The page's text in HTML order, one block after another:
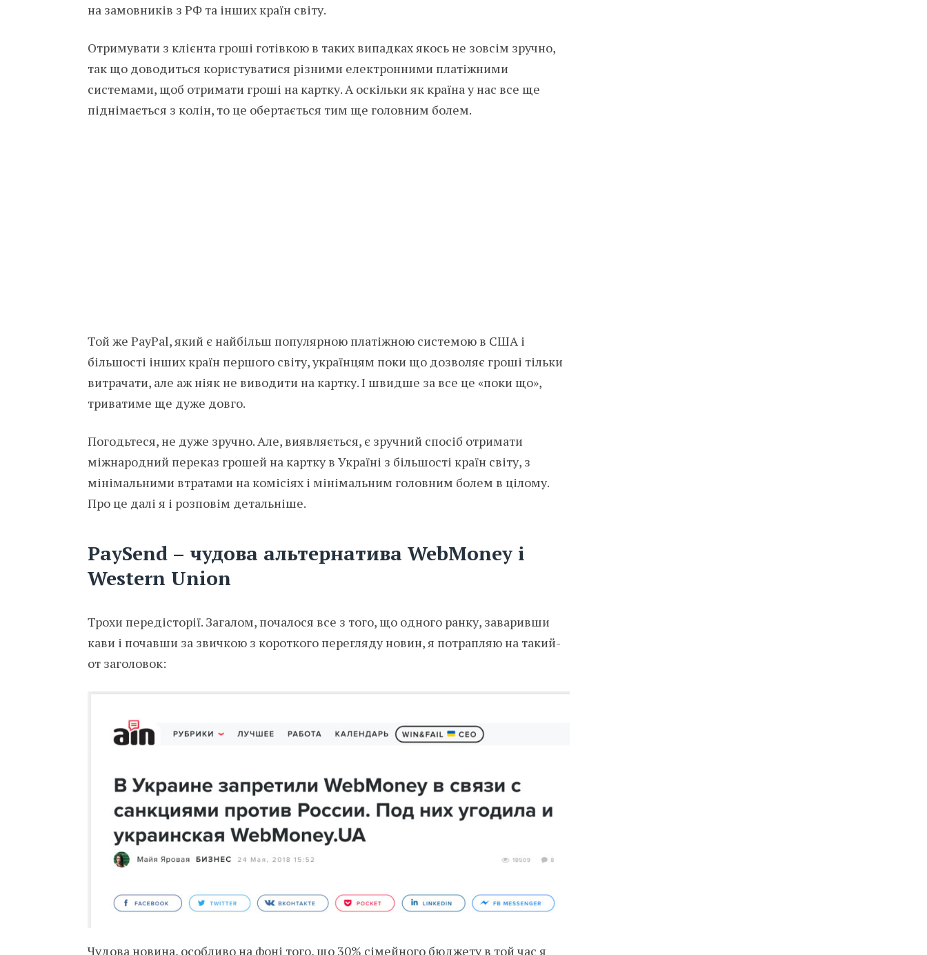
на замовників з РФ та інших країн світу.
Отримувати з клієнта гроші готівкою в таких випадках якось не зовсім зручно,
так що доводиться користуватися різними електронними платіжними
системами, щоб отримати гроші на картку. А оскільки як країна у нас все ще
піднімається з колін, то це обертається тим ще головним болем.
Той же PayPal, який є найбільш популярною платіжною системою в США і
більшості інших країн першого світу, українцям поки що дозволяє гроші тільки
витрачати, але аж ніяк не виводити на картку. І швидше за все це «поки що»,
триватиме ще дуже довго.
Погодьтеся, не дуже зручно. Але, виявляється, є зручний спосіб отримати
міжнародний переказ грошей на картку в Україні з більшості країн світу, з
мінімальними втратами на комісіях і мінімальним головним болем в цілому.
Про це далі я і розповім детальніше.
PaySend – чудова альтернатива WebMoney і
Western Union
Трохи передісторії. Загалом, почалося все з того, що одного ранку, заваривши
кави і почавши за звичкою з короткого перегляду новин, я потрапляю на такий-
от заголовок:
Чудова новина, особливо на фоні того, що 30% сімейного бюджету в той час я